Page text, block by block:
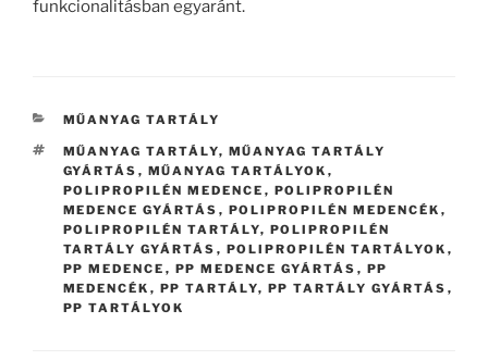
funkcionalitásban egyaránt.
KATEGÓRIÁK
MŰANYAG TARTÁLY
CÍMKÉK
MŰANYAG TARTÁLY, MŰANYAG TARTÁLY
GYÁRTÁS , MŰANYAG TARTÁLYOK ,
POLIPROPILÉN MEDENCE , POLIPROPILÉN
MEDENCE GYÁRTÁS , POLIPROPILÉN MEDENCÉK ,
POLIPROPILÉN TARTÁLY, POLIPROPILÉN
TARTÁLY GYÁRTÁS , POLIPROPILÉN TARTÁLYOK ,
PP MEDENCE , PP MEDENCE GYÁRTÁS , PP
MEDENCÉK , PP TARTÁLY, PP TARTÁLY GYÁRTÁS ,
PP TARTÁLYOK